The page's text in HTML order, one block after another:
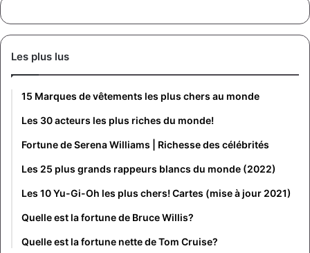
Les plus lus
15 Marques de vêtements les plus chers au monde
Les 30 acteurs les plus riches du monde!
Fortune de Serena Williams | Richesse des célébrités
Les 25 plus grands rappeurs blancs du monde (2022)
Les 10 Yu-Gi-Oh les plus chers! Cartes (mise à jour 2021)
Quelle est la fortune de Bruce Willis?
Quelle est la fortune nette de Tom Cruise?